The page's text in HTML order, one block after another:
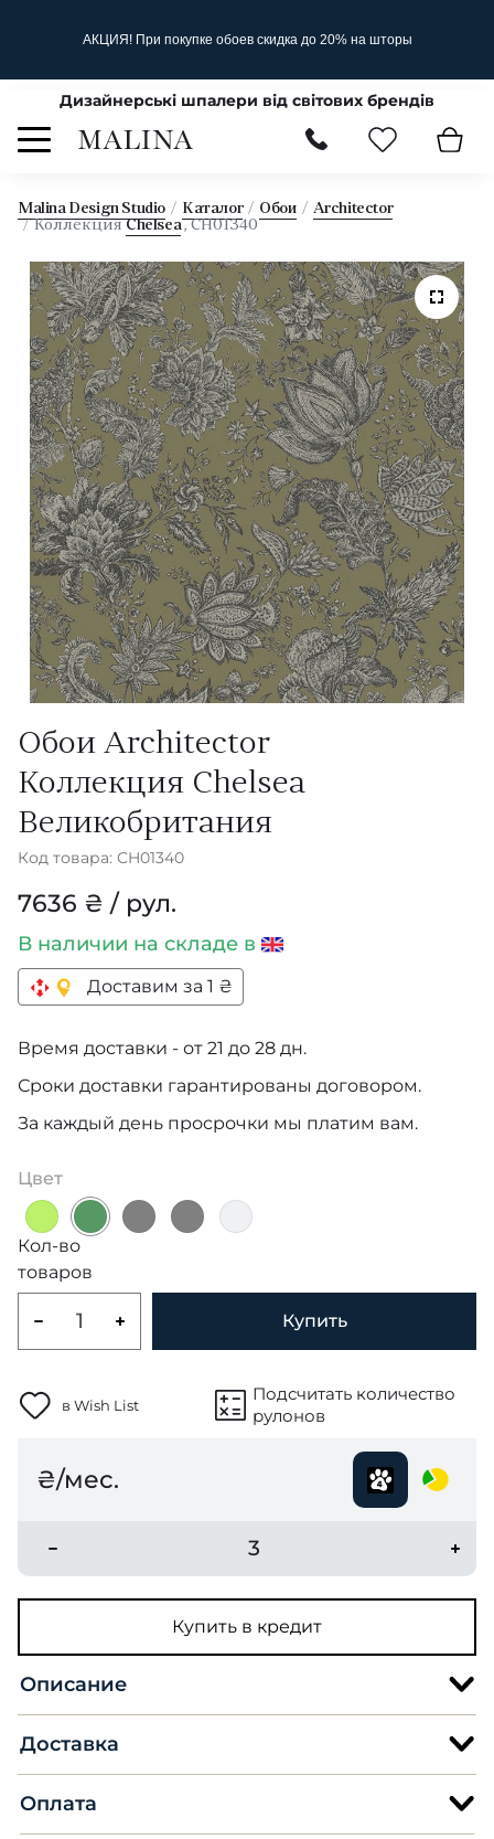
АКЦИЯ! При покупке обоев скидка до 20% на шторы
Дизайнерські шпалери від світових брендів
Malina Design Studio Каталог Обои
Architector
Коллекция Chelsea, CH01340
Обои Architector
Коллекция Chelsea
Великобритания
Код товара: CH01340
7636 ₴ / рул.
В наличии на складе в
Доставим за 1 ₴
Время доставки - от 21 до 28 дн.
Сроки доставки гарантированы договором.
За каждый день просрочки мы платим вам.
Цвет
Кол-во
товаров
Купить
в Wish List
Подсчитать количество
рулонов
₴/мес.
3
Купить в кредит
Описание
Доставка
Оплата